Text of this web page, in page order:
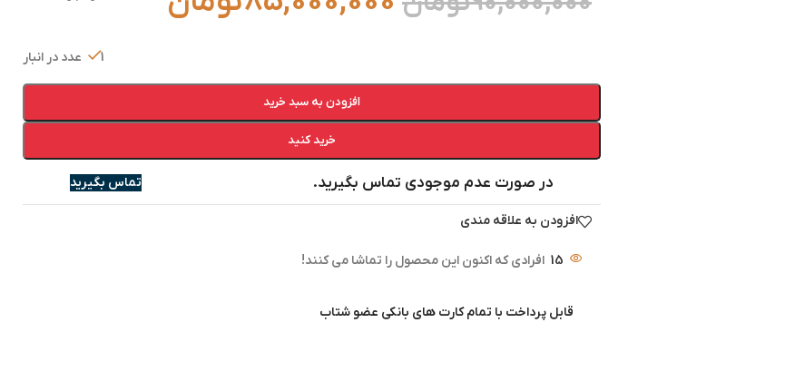
1 عدد در انبار
افزودن به سبد خرید
خرید کنید
در صورت عدم موجودی تماس بگیرید. تماس بگیرید
افزودن به علاقه مندی
15 افرادی که اکنون این محصول را تماشا می کنند!
قابل پرداخت با تمام کارت های بانکی عضو شتاب